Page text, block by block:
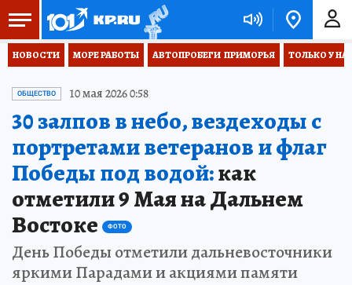
НОВОСТИ МОРЕ РАБОТЫ АВТОПРОБЕГИ  ПРИМОРЬЯ ТОЛЬКО У
ОБЩЕСТВО 10 мая 2026 0:58
30 залпов в небо, вездеходы с
портретами ветеранов и флаг
Победы под водой:как
отметили 9 Мая на Дальнем
Востоке
ФОТО
День Победы отметили дальневосточники
яркими Парадами и акциями памяти